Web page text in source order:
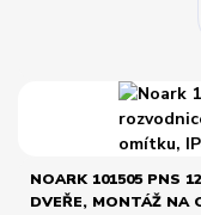
NOARK 101505 PNS
DVEŘE, MONTÁŽ NA